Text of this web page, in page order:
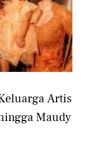
Artis
Maudy